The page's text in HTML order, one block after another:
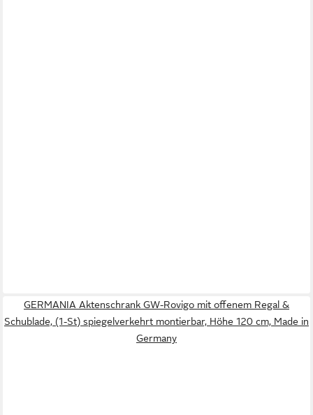
GERMANIA Aktenschrank GW-Rovigo mit offenem Regal &
Schublade, (1-St) spiegelverkehrt montierbar, Höhe 120 cm, Made in
Germany